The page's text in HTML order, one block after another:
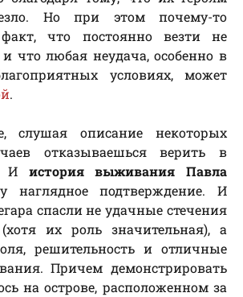
Но при этом почему-то
факт, что постоянно везти не
что любая неудача, особенно в
условиях, может
.
слушая описание некоторых
отказываешься верить в
И история выживания Павла
наглядное подтверждение. И
спасли не удачные стечения
(хотя их роль значительная), а
решительность и отличные
Причем демонстрировать
на острове, расположенном за